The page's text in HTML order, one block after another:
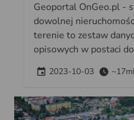
Geoportal OnGeo.pl -
dowolnej
terenie to zestaw
opisowych w postaci
2023-10-03